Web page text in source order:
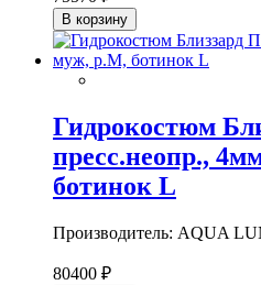
В корзину
Гидрокостюм
пресс.неопр.,
ботинок L
Производитель: AQUA
80400 ₽